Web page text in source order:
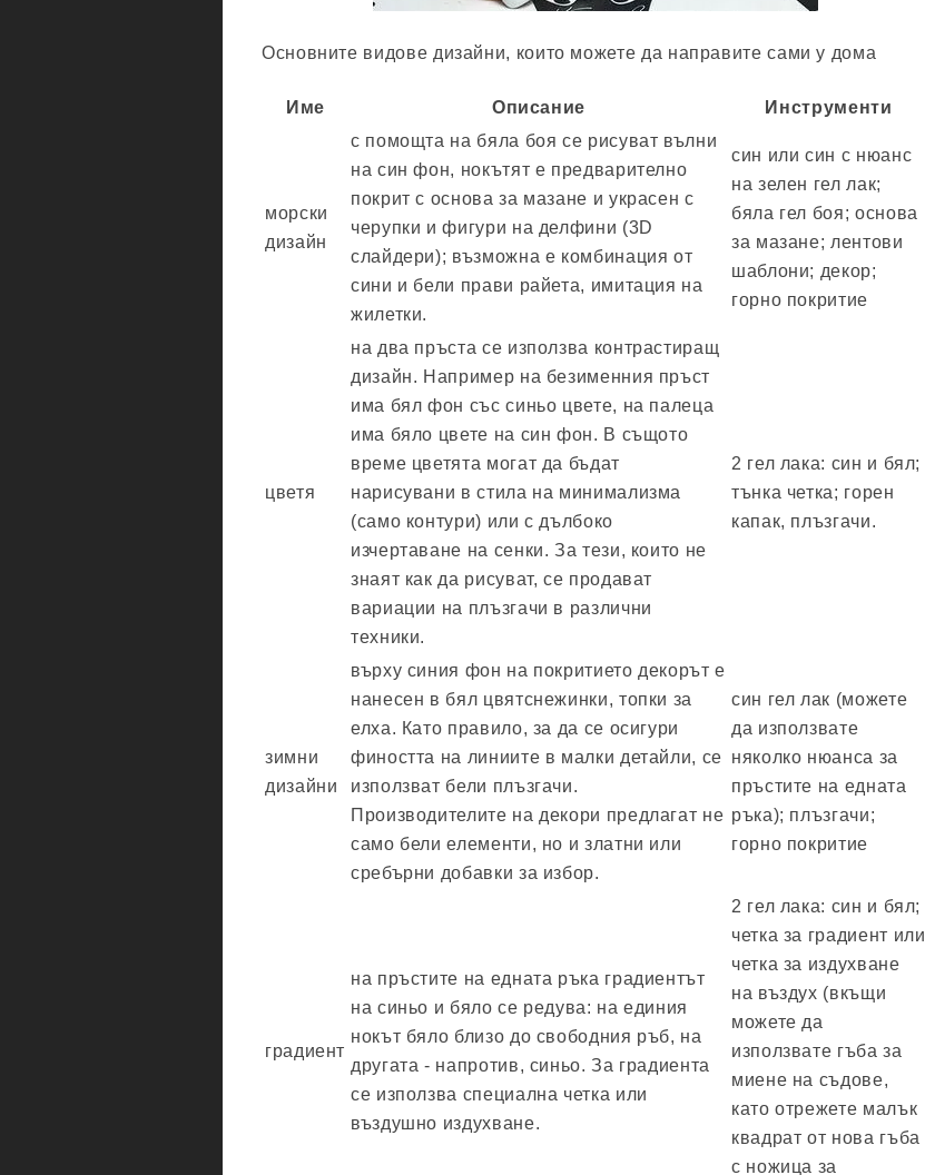
Основните видове дизайни, които можете да направите сами у дома
Име Описание Инструменти
морски
дизайн
с помощта на бяла боя се рисуват вълни
на син фон, нокътят е предварително
покрит с основа за мазане и украсен с
черупки и фигури на делфини (3D
слайдери); възможна е комбинация от
сини и бели прави райета, имитация на
жилетки.
син или син с нюанс
на зелен гел лак;
бяла гел боя; основа
за мазане; лентови
шаблони; декор;
горно покритие
цветя
на два пръста се използва контрастиращ
дизайн. Например на безименния пръст
има бял фон със синьо цвете, на палеца
има бяло цвете на син фон. В същото
време цветята могат да бъдат
нарисувани в стила на минимализма
(само контури) или с дълбоко
изчертаване на сенки. За тези, които не
знаят как да рисуват, се продават
вариации на плъзгачи в различни
техники.
2 гел лака: син и бял;
тънка четка; горен
капак, плъзгачи.
зимни
дизайни
върху синия фон на покритието декорът е
нанесен в бял цвятснежинки, топки за
елха. Като правило, за да се осигури
фиността на линиите в малки детайли, се
използват бели плъзгачи.
Производителите на декори предлагат не
само бели елементи, но и златни или
сребърни добавки за избор.
син гел лак (можете
да използвате
няколко нюанса за
пръстите на едната
ръка); плъзгачи;
горно покритие
градиент
на пръстите на едната ръка градиентът
на синьо и бяло се редува: на единия
нокът бяло близо до свободния ръб, на
другата - напротив, синьо. За градиента
се използва специална четка или
въздушно издухване.
2 гел лака: син и бял;
четка за градиент или
четка за издухване
на въздух (вкъщи
можете да
използвате гъба за
миене на съдове,
като отрежете малък
квадрат от нова гъба
с ножица за